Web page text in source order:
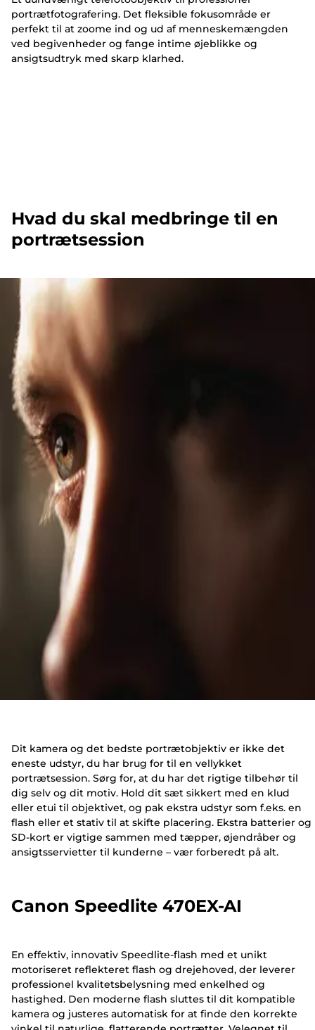
portrætfotografering. Det fleksible fokusområde er
perfekt til at zoome ind og ud af menneskemængden
ved begivenheder og fange intime øjeblikke og
ansigtsudtryk med skarp klarhed.
Hvad du skal medbringe til en
portrætsession
Dit kamera og det bedste portrætobjektiv er ikke det
eneste udstyr, du har brug for til en vellykket
portrætsession. Sørg for, at du har det rigtige tilbehør til
dig selv og dit motiv. Hold dit sæt sikkert med en klud
eller etui til objektivet, og pak ekstra udstyr som f.eks. en
flash eller et stativ til at skifte placering. Ekstra batterier og
SD-kort er vigtige sammen med tæpper, øjendråber og
ansigtsservietter til kunderne – vær forberedt på alt.
Canon Speedlite 470EX-AI
En effektiv, innovativ Speedlite-flash med et unikt
motoriseret reflekteret flash og drejehoved, der leverer
professionel kvalitetsbelysning med enkelhed og
hastighed. Den moderne flash sluttes til dit kompatible
kamera og justeres automatisk for at finde den korrekte